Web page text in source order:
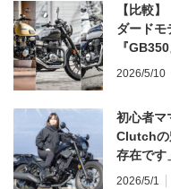
【比較
ダードモ
『
2026/5/10
初心者マ
Clutchの
存在です
2026/5/1